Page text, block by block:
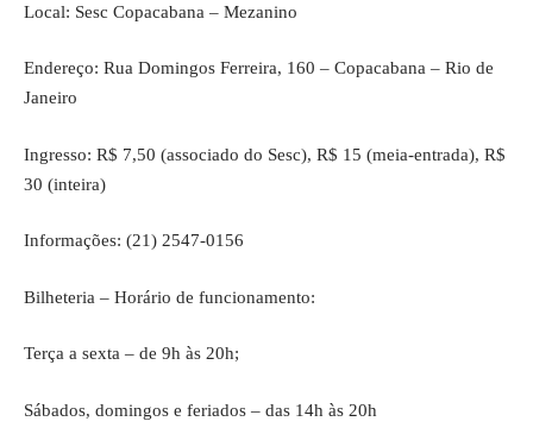
Local: Sesc Copacabana – Mezanino
Endereço: Rua Domingos Ferreira, 160 – Copacabana – Rio de
Janeiro
Ingresso: R$ 7,50 (associado do Sesc), R$ 15 (meia-entrada), R$
30 (inteira)
Informações: (21) 2547-0156
Bilheteria – Horário de funcionamento:
Terça a sexta – de 9h às 20h;
Sábados, domingos e feriados – das 14h às 20h